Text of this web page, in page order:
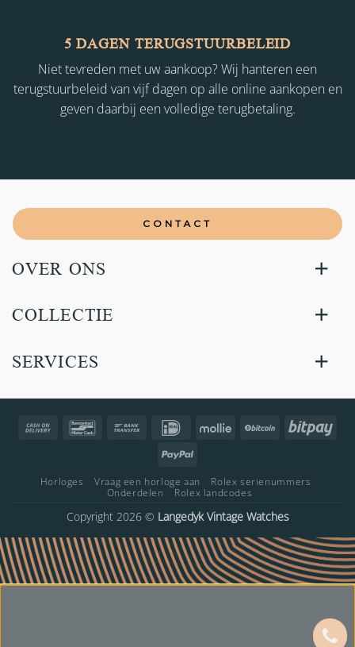
5 DAGEN TERUGSTUURBELEID
Niet tevreden met uw aankoop? Wij hanteren een
terugstuurbeleid van vijf dagen op alle online aankopen en
geven daarbij een volledige terugbetaling.
CONTACT
OVER ONS
COLLECTIE
SERVICES
Cash
Bancontact Bank
IDeal Mollie BitCoin
PayPal
Horloges Vraag een horloge aan
Rolex serienummers
Onderdelen
Rolex landcodes
Copyright 2026 © Langedyk Vintage Watches